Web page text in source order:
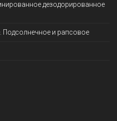
дезодорированное
и рапсовое